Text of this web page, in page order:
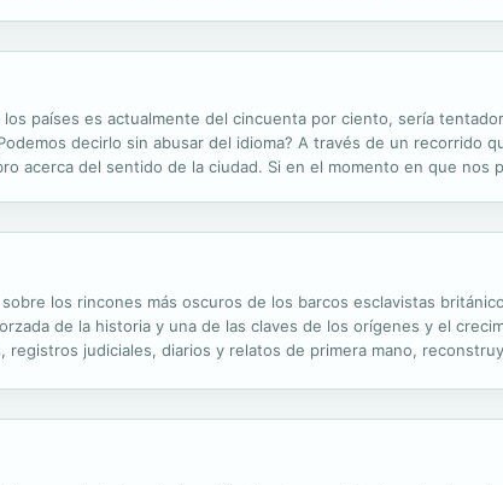
países es actualmente del cincuenta por ciento, sería
decirlo sin abusar del idioma? A través de un recorrido
acerca del sentido de la ciudad. Si en el momento en que nos
los rincones más oscuros de los barcos esclavistas
de la historia y una de las claves de los orígenes y el
judiciales, diarios y relatos de primera mano,